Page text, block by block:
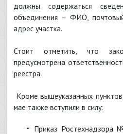
должны содержаться
объединения – ФИО,
адрес участка.
Стоит отметить, что
предусмотрена
реестра.
Кроме вышеуказанных
мае также вступили в силу:
Приказ Ростехнадзора № 449 от 31 октября